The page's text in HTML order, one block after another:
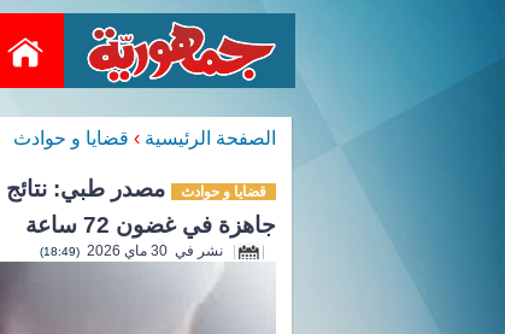
الصفحة الرئيسية › قضايا و حوادث
قضايا و حوادث
مصدر طبي: نتائج
جاهزة في غضون 72 ساعة
نشر في 30 ماي 2026 (18:49)